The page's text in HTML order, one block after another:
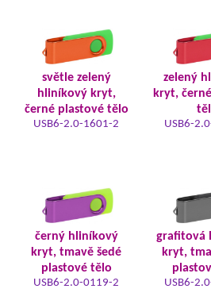
světle zelený
hliníkový kryt,
černé plastové tělo
USB6-2.0-1601-2
zelený
kryt,
USB6-
černý hliníkový
kryt, tmavě šedé
plastové tělo
USB6-2.0-0119-2
grafitová
kryt,
USB6-